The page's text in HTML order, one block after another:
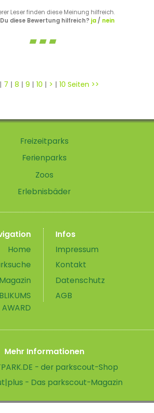
Leser finden diese Meinung hilfreich.
diese Bewertung hilfreich? ja/ nein
| 7 | 8 | 9 | 10 | > | 10 Seiten >>
Freizeitparks
Ferienparks
Zoos
Erlebnisbäder
Home
Magazin
AWARD
Infos
Impressum
Kontakt
Datenschutz
AGB
Mehr Informationen
- der parkscout-Shop
- Das parkscout-Magazin